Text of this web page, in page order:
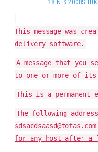
28 NIS 2008
This message was
delivery software.
A message that you
to one or more of
This is a permanent
The following
for any host after a